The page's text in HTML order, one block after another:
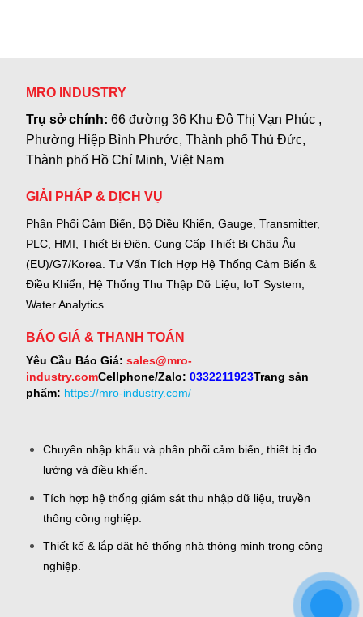
MRO INDUSTRY
Trụ sở chính:66 đường 36 Khu Đô Thị Vạn Phúc ,
Phường Hiệp Bình Phước, Thành phố Thủ Đức,
Thành phố Hồ Chí Minh, Việt Nam
GIẢI PHÁP & DỊCH VỤ
Phân Phối Cảm Biến, Bộ Điều Khiển, Gauge, Transmitter,
PLC, HMI, Thiết Bị Điện. Cung Cấp Thiết Bị Châu Âu
(EU)/G7/Korea. Tư Vấn Tích Hợp Hệ Thống Cảm Biến &
Điều Khiển, Hệ Thống Thu Thập Dữ Liệu, IoT System,
Water Analytics.
BÁO GIÁ & THANH TOÁN
Yêu Cầu Báo Giá: sales@mro-
industry.comCellphone/Zalo: 0332211923Trang sản
phẩm: https://mro-industry.com/
Chuyên nhập khẩu và phân phối cảm biến, thiết bị đo
lường và điều khiển.
Tích hợp hệ thống giám sát thu nhập dữ liệu, truyền
thông công nghiệp.
Thiết kế & lắp đặt hệ thống nhà thông minh trong công
nghiệp.